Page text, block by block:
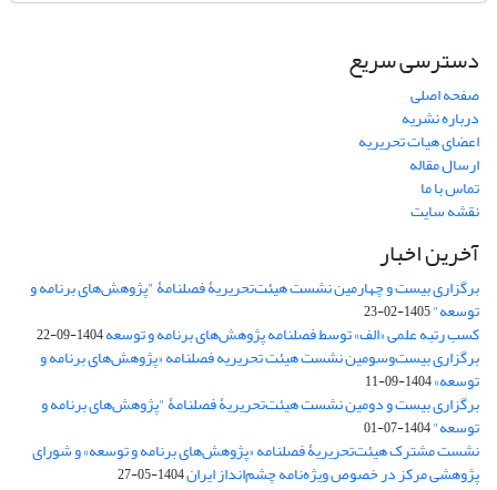
دسترسی سریع
صفحه اصلی
درباره نشریه
اعضای هیات تحریریه
ارسال مقاله
تماس با ما
نقشه سایت
آخرین اخبار
برگزاری بیست و چهارمین نشست هیئت‌تحریریۀ فصلنامۀ "پژوهش‌های برنامه و
توسعه"1405-02-23
کسب رتبه علمی «الف» توسط فصلنامه پژوهش‌های برنامه و توسعه1404-09-22
برگزاری بیست‌وسومین نشست هیئت‌ تحریریه فصلنامه «پژوهش‌های برنامه و
توسعه»1404-09-11
برگزاری بیست و دومین نشست هیئت‌تحریریۀ فصلنامۀ "پژوهش‌های برنامه و
توسعه"1404-07-01
نشست مشترک هیئت‌تحریریۀ فصلنامه «پژوهش‌های برنامه و توسعه» و شورای
پژوهشی مرکز در خصوص ویژه‌نامه چشم‌انداز ایران1404-05-27